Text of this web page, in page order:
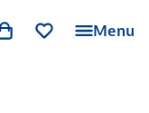
Menu